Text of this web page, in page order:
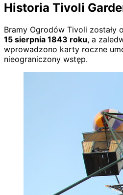
Historia Tivoli
Bramy Ogrodów Tivoli
15 sierpnia 1843 roku, a
wprowadzono karty roczne
nieograniczony wstęp.